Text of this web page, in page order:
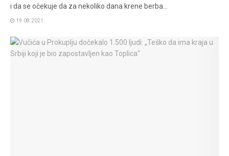
i da se očekuje da za nekoliko dana krene berba...
19.08.2021.